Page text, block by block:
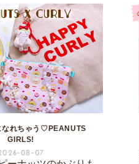
なれちゃう♡PEANUTS
GIRLS!
08-07